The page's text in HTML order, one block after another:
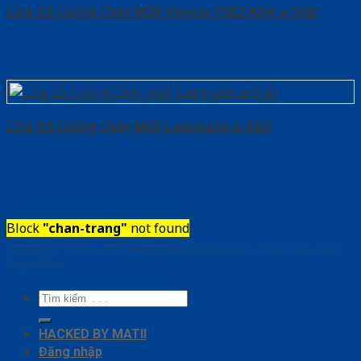
Cửa Gỗ Chống Cháy MDF Veneer P1R2 ASH-a-SGD
Cửa Gỗ Chống Cháy MDF Laminate-a-SGD
Block "chan-trang" not found
Copyright ⓒ 2010 – 2026 www.cuadepangiang.com | Đơn vị chủ quản
SaigonDoor
Tìm
kiếm:
HACKED BY MATII
Đăng nhập